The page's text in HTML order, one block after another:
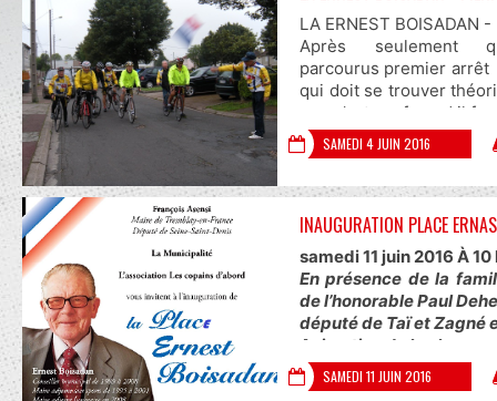
LA ERNEST BOISADAN
Après seulement
parcourus premier
qui doit se trouver
non c’est un fuyard il
situation ubuesque
fonctionnent parfois
Maurice en cliquant
la
https://goo.gl/photos/
SAMEDI 4 JUIN 2016
INAUGURATION PLACE
samedi 11 juin 2016 À
En présence de la
de l’honorable Paul Dehe
député de Taï et Zagné
Animation de la place
Musique et danse
Armor
SAMEDI 11 JUIN 2016